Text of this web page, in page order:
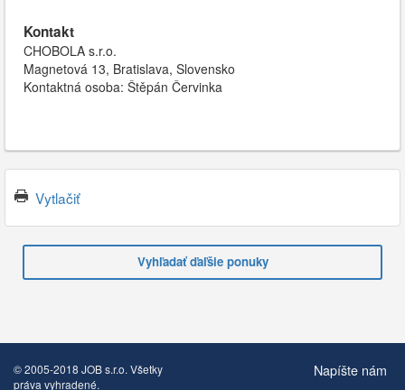
Kontakt
CHOBOLA s.r.o.
Magnetová 13, Bratislava, Slovensko
Kontaktná osoba: Štěpán Červinka
Vytlačiť
Vyhľadať ďaľšie ponuky
© 2005-2018 JOB s.r.o. Všetky
práva vyhradené.
Napíšte nám